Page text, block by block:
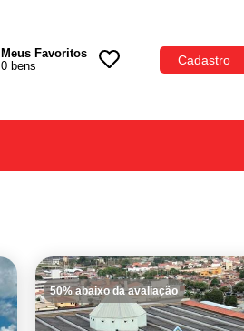
Meus Favoritos
0 bens Cadastro
Categoria
50% abaixo da avaliação